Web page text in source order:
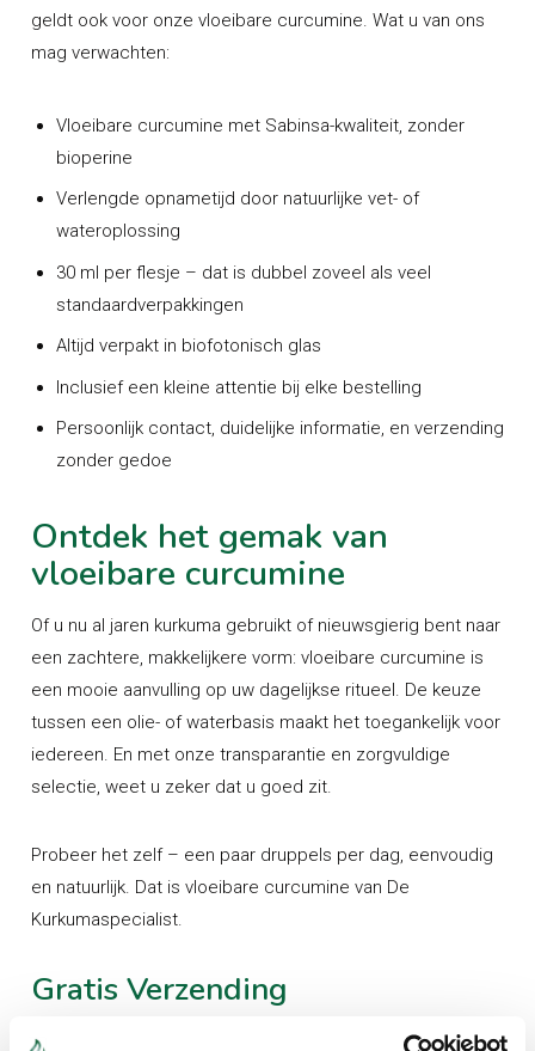
geldt ook voor onze vloeibare curcumine. Wat u van ons
mag verwachten:
Vloeibare curcumine met Sabinsa-kwaliteit, zonder
bioperine
Verlengde opnametijd door natuurlijke vet- of
wateroplossing
30 ml per flesje – dat is dubbel zoveel als veel
standaardverpakkingen
Altijd verpakt in biofotonisch glas
Inclusief een kleine attentie bij elke bestelling
Persoonlijk contact, duidelijke informatie, en verzending
zonder gedoe
Ontdek het gemak van
vloeibare curcumine
Of u nu al jaren kurkuma gebruikt of nieuwsgierig bent naar
een zachtere, makkelijkere vorm: vloeibare curcumine is
een mooie aanvulling op uw dagelijkse ritueel. De keuze
tussen een olie- of waterbasis maakt het toegankelijk voor
iedereen. En met onze transparantie en zorgvuldige
selectie, weet u zeker dat u goed zit.
Probeer het zelf – een paar druppels per dag, eenvoudig
en natuurlijk. Dat is vloeibare curcumine van De
Kurkumaspecialist.
Gratis Verzending
Dekurkumaspecialist biedt u een gedegen kennis van haar